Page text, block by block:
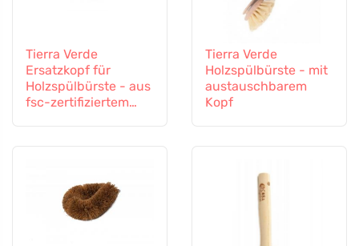
Tierra Verde
Ersatzkopf für
Holzspülbürste - aus
fsc-zertifiziertem
Tierra Verde
Holzspülbürste - mit
austauschbarem
Kopf